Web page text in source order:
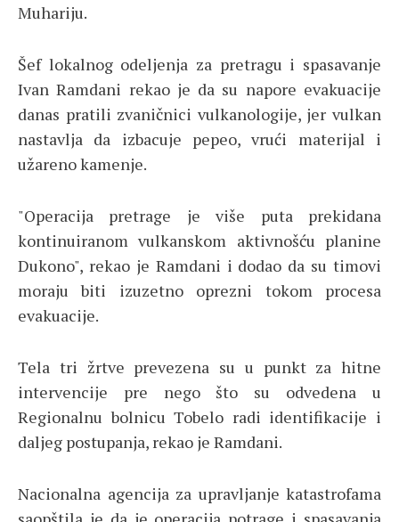
Muhariju.
Šef lokalnog odeljenja za pretragu i spasavanje
Ivan Ramdani rekao je da su napore evakuacije
danas pratili zvaničnici vulkanologije, jer vulkan
nastavlja da izbacuje pepeo, vrući materijal i
užareno kamenje.
"Operacija pretrage je više puta prekidana
kontinuiranom vulkanskom aktivnošću planine
Dukono", rekao je Ramdani i dodao da su timovi
moraju biti izuzetno oprezni tokom procesa
evakuacije.
Tela tri žrtve prevezena su u punkt za hitne
intervencije pre nego što su odvedena u
Regionalnu bolnicu Tobelo radi identifikacije i
daljeg postupanja, rekao je Ramdani.
Nacionalna agencija za upravljanje katastrofama